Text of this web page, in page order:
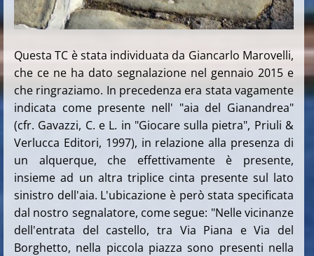
Questa TC è stata individuata da Giancarlo Marovelli,
che ce ne ha dato segnalazione nel gennaio 2015 e
che ringraziamo. In precedenza era stata vagamente
indicata come presente nell' "aia del Gianandrea"
(cfr. Gavazzi, C. e L. in "Giocare sulla pietra", Priuli &
Verlucca Editori, 1997), in relazione alla presenza di
un alquerque, che effettivamente è presente,
insieme ad un altra triplice cinta presente sul lato
sinistro dell'aia. L'ubicazione è però stata specificata
dal nostro segnalatore, come segue: "Nelle vicinanze
dell'entrata del castello, tra Via Piana e Via del
Borghetto, nella piccola piazza sono presenti nella